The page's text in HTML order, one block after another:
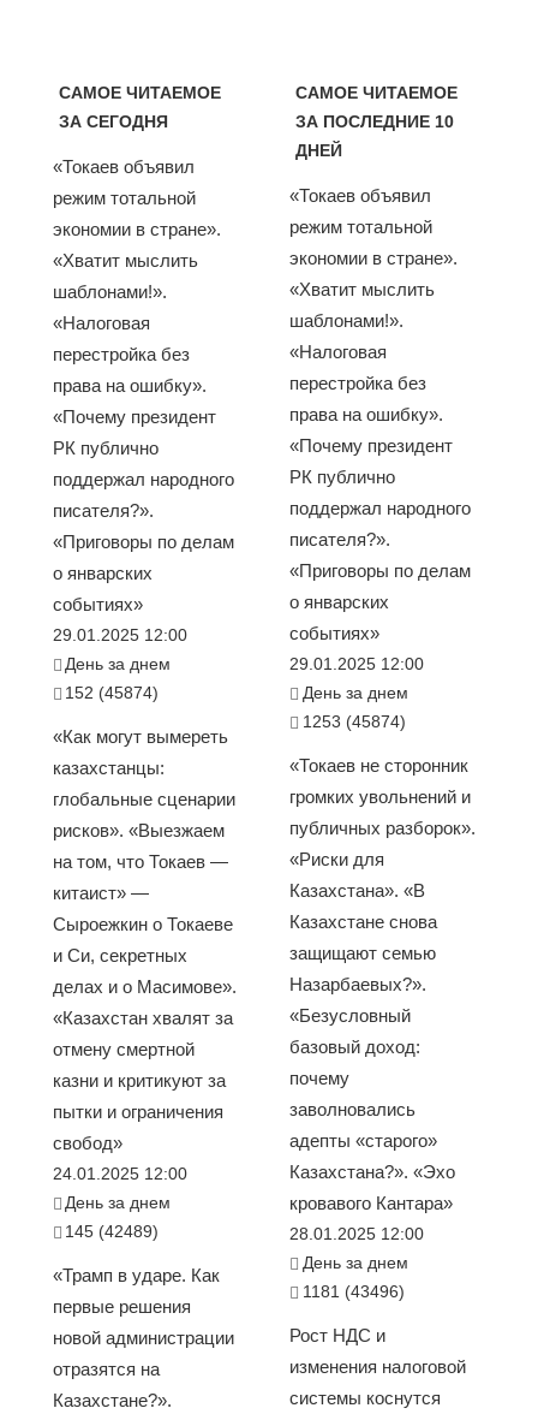
САМОЕ ЧИТАЕМОЕ
ЗА СЕГОДНЯ
«Токаев объявил
режим тотальной
экономии в стране».
«Хватит мыслить
шаблонами!».
«Налоговая
перестройка без
права на ошибку».
«Почему президент
РК публично
поддержал народного
писателя?».
«Приговоры по делам
о январских
событиях»
29.01.2025 12:00
День за днем
152 (45874)
«Как могут вымереть
казахстанцы:
глобальные сценарии
рисков». «Выезжаем
на том, что Токаев —
китаист» —
Сыроежкин о Токаеве
и Си, секретных
делах и о Масимове».
«Казахстан хвалят за
отмену смертной
казни и критикуют за
пытки и ограничения
свобод»
24.01.2025 12:00
День за днем
145 (42489)
«Трамп в ударе. Как
первые решения
новой администрации
отразятся на
Казахстане?».
САМОЕ ЧИТАЕМОЕ
ЗА ПОСЛЕДНИЕ 10
ДНЕЙ
«Токаев объявил
режим тотальной
экономии в стране».
«Хватит мыслить
шаблонами!».
«Налоговая
перестройка без
права на ошибку».
«Почему президент
РК публично
поддержал народного
писателя?».
«Приговоры по делам
о январских
событиях»
29.01.2025 12:00
День за днем
1253 (45874)
«Токаев не сторонник
громких увольнений и
публичных разборок».
«Риски для
Казахстана». «В
Казахстане снова
защищают семью
Назарбаевых?».
«Безусловный
базовый доход:
почему
заволновались
адепты «старого»
Казахстана?». «Эхо
кровавого Кантара»
28.01.2025 12:00
День за днем
1181 (43496)
Рост НДС и
изменения налоговой
системы коснутся